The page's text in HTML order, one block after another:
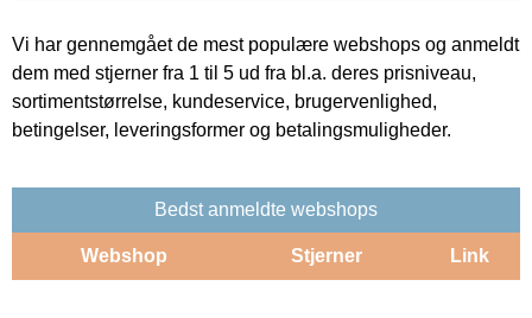
Vi har gennemgået de mest populære webshops og anmeldt
dem med stjerner fra 1 til 5 ud fra bl.a. deres prisniveau,
sortimentstørrelse, kundeservice, brugervenlighed,
betingelser, leveringsformer og betalingsmuligheder.
Bedst anmeldte webshops
Webshop Stjerner Link